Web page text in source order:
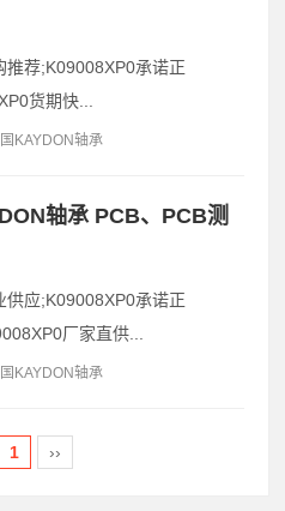
荐;K09008XP0承诺正
货期快...
KAYDON轴承
轴承 PCB、PCB测
应;K09008XP0承诺正
厂家直供...
KAYDON轴承
1 ››